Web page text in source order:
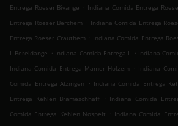
Entrega Roeser Bivange . Indiana Comida Entrega
Entrega Roeser Berchem . Indiana Comida Entrega
Entrega Roeser Crauthem . Indiana Comida Entrega
L Bereldange . Indiana Comida Entrega L . Indiana
Indiana Comida Entrega Mamer Holzem
. Indiana
Comida Entrega Alzingen
. Indiana Comida Entrega
Entrega Kehlen Brameschhaff
. Indiana Comida
Comida Entrega Kehlen Nospelt . Indiana Comida